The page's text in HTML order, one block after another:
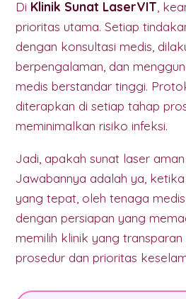
Di Klinik Sunat LaserVIT ,
prioritas utama. Setiap
dengan konsultasi medis,
berpengalaman, dan
medis berstandar tinggi.
diterapkan di setiap tahap
meminimalkan risiko infeksi.
Jadi, apakah sunat laser
Jawabannya adalah ya,
yang tepat, oleh tenaga
dengan persiapan yang
memilih klinik yang
prosedur dan prioritas